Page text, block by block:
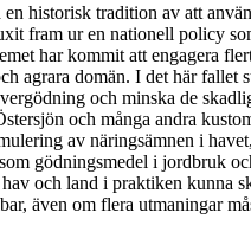
historisk tradition av att
fram ur en nationell policy
har kommit att engagera
agrara domän. I det här fallet
och minska de
och många andra
av näringsämnen i
gödningsmedel i jordbruk
och land i praktiken kunna
även om flera utmaningar